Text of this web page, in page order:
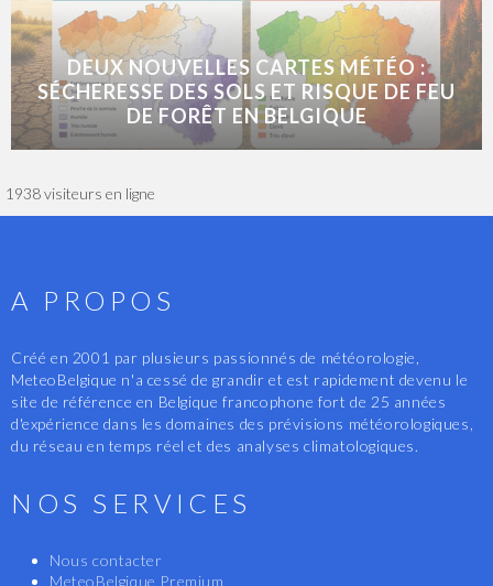
DEUX NOUVELLES CARTES MÉTÉO :
SÉCHERESSE DES SOLS ET RISQUE DE FEU
DE FORÊT EN BELGIQUE
1938 visiteurs en ligne
A PROPOS
Créé en 2001 par plusieurs passionnés de météorologie,
MeteoBelgique n'a cessé de grandir et est rapidement devenu le
site de référence en Belgique francophone fort de 25 années
d'expérience dans les domaines des prévisions météorologiques,
du réseau en temps réel et des analyses climatologiques.
NOS SERVICES
Nous contacter
MeteoBelgique Premium